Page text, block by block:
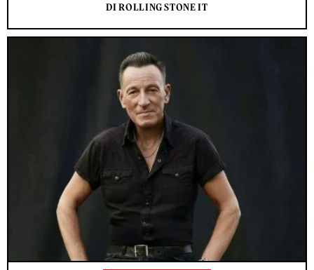
DI ROLLING STONE IT